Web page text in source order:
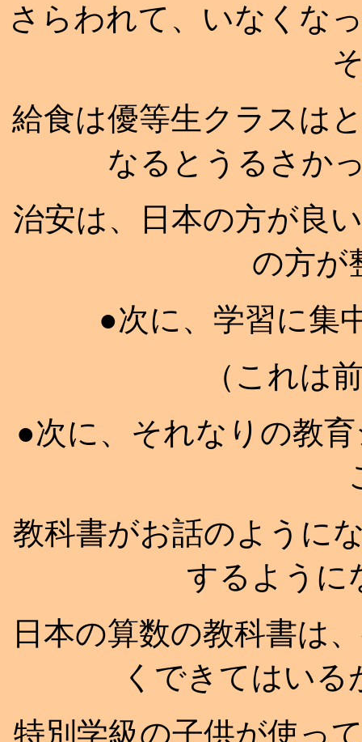
さらわれて、いなくな
給食は優等生クラスは
なるとうるさか
治安は、日本の方が良
の方が
●次に、学習に集
（これは
●次に、それなりの教
教科書がお話のように
するように
日本の算数の教科書は
くできてはい
特別学級の子供が使っ